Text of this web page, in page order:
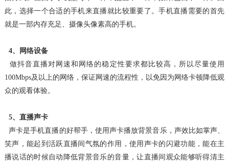
此，选择一个合适的手机来直播就比较重要了。手机直播需要的首先
就是一部内存充足、摄像头像素高的手机。
4、网络设备
做抖音直播对网速和网络的稳定性要求都比较高，所以尽量使用
100Mbps及以上的网络，保证网速的流程性，以免因为网络卡顿降低观
众的观看体验。
5、直播声卡
声卡是手机直播的好帮手，使用声卡播放背景音乐，声效比如掌声、
笑声，能起到活跃直播间气氛的作用，使用声卡的闪避功能，能在主
播说话的时候自动降低背景音乐的音量，让直播间观众能够听得清主